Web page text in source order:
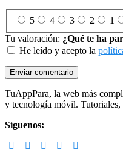
5 4 3 2 1
Tu valoración: ¿Qué te ha
He leído y acepto la
Footer
TuAppPara, la web más
y tecnología móvil.
Síguenos: